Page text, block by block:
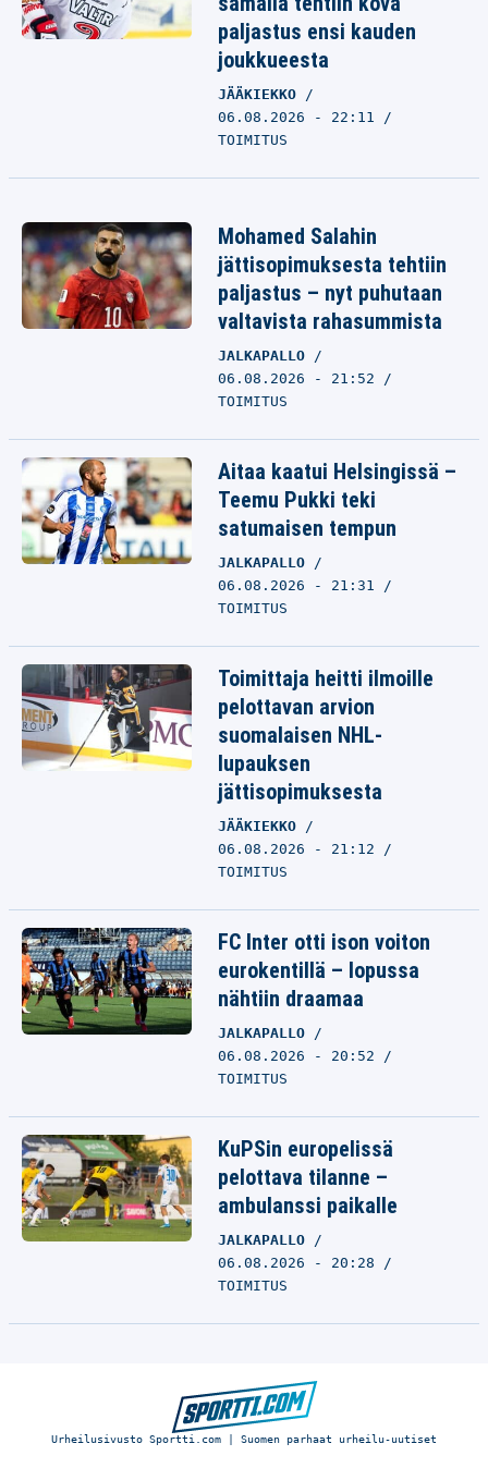
paljastus ensi kauden
joukkueesta
JÄÄKIEKKO
06.08.2026 - 22:11
TOIMITUS
Mohamed Salahin
jättisopimuksesta tehtiin
paljastus – nyt puhutaan
valtavista rahasummista
JALKAPALLO
06.08.2026 - 21:52
TOIMITUS
Aitaa kaatui Helsingissä –
Teemu Pukki teki
satumaisen tempun
JALKAPALLO
06.08.2026 - 21:31
TOIMITUS
Toimittaja heitti ilmoille
pelottavan arvion
suomalaisen NHL-
lupauksen
jättisopimuksesta
JÄÄKIEKKO
06.08.2026 - 21:12
TOIMITUS
FC Inter otti ison voiton
eurokentillä – lopussa
nähtiin draamaa
JALKAPALLO
06.08.2026 - 20:52
TOIMITUS
KuPSin europelissä
pelottava tilanne –
ambulanssi paikalle
JALKAPALLO
06.08.2026 - 20:28
TOIMITUS
Urheilusivusto Sportti.com | Suomen parhaat urheilu-uutiset